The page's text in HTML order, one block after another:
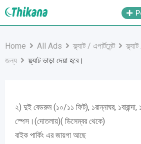
Skip
Home All Ads ফ্ল্যাট / এপার্টমেন্ট
জন্য
ফ্ল্যাট ভাড়া দেয়া হবে।
২) দুই বেডরুম (১০/১১ ফিট), ১রান্নাঘর,
স্পেস।(দোতলায়)( ডিসেম্বর থেকে)
বাইক পার্কিং এর জায়গা আছে